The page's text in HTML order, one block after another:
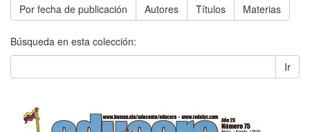
Por fecha de publicación Autores Títulos Materias
Búsqueda en esta colección:
Ir